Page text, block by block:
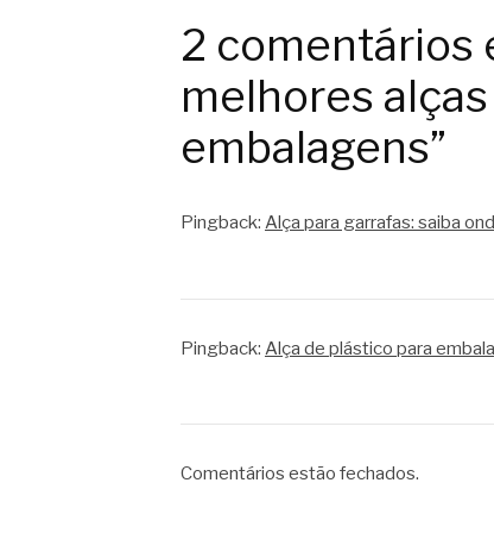
2 comentários
melhores
embalagens”
Pingback: Alça para garrafas: saiba
Pingback: Alça de plástico para
Comentários estão fechados.